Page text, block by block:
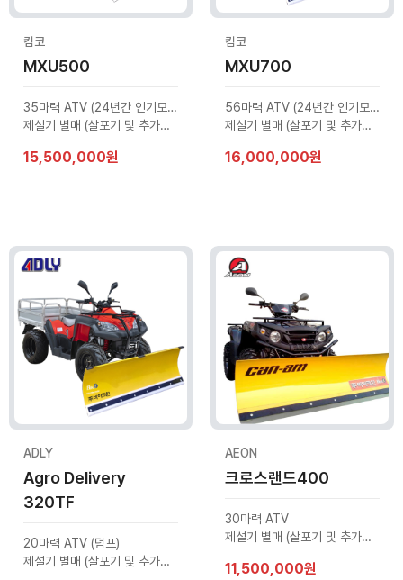
킴코
MXU500
35마력 ATV (24년간 인기모델)
제설기 별매 (살포기 및 추가옵션 문의)
15,500,000원
킴코
MXU700
56마력 ATV (24년간 인기모델)
제설기 별매 (살포기 및 추가옵션 문의)
16,000,000원
ADLY
Agro Delivery
320TF
20마력 ATV (덤프)
제설기 별매 (살포기 및 추가옵션 문의)
AEON
크로스랜드400
30마력 ATV
제설기 별매 (살포기 및 추가옵션 문의)
11,500,000원